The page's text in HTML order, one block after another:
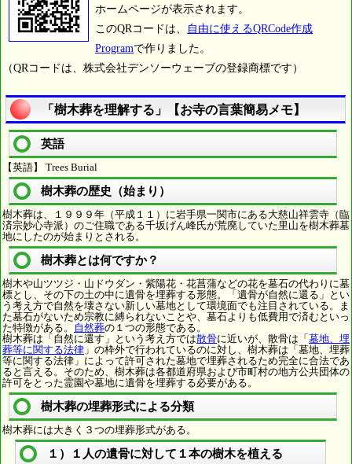
ホームページが表示されます。
このQRコードは、
自由に使えるQRCode作成
Programで作りました。
（QRコードは、株式会社デンソーウェーブの登録商標です）
「樹木葬を理解する」【お寺の言葉簡易メモ】
英語
【英語】 Trees Burial
樹木葬の歴史（始まり）
樹木葬は、１９９９年（平成１１）に岩手県一関市にある大慈山祥雲寺（臨
済宗妙心寺派）のご住職である千坂げん峰氏が荒廃していた里山を樹木葬墓
地にしたのが始まりとされる。
樹木葬とは何ですか？
樹木や山ツツジ・山ドウダン・紫陽花・花菖蒲などの花を墓石の代わりに墓
標とし、その下の土の中に遺骨を埋葬する形態。「遺骨が自然に還る」とい
う考え方で自然を壊さない新しい墓地として環境面でも注目されている。ま
た墓石がないため宗教に縛られないことや、墓石よりも低費用で済むといっ
た特徴がある。 自然葬の１つの形態である。
樹木葬は「自然に還す」という考え方では散骨に近いが、散骨は「 墓地、埋
葬等に関する法律 」の枠外で行われているのに対し、樹木葬は「墓地、埋葬
等に関する法律」によって許可された墓地で埋葬されるため完全に合法であ
ると言える。そのため、樹木葬は各都道府県および市町村の地方公共団体の
許可をとった霊園や墓地に遺骨を埋葬する必要がある。
樹木葬の埋葬形式による分類
樹木葬には大きく３つの埋葬形式がある。
１）１人の遺骨に対して１本の樹木を植える